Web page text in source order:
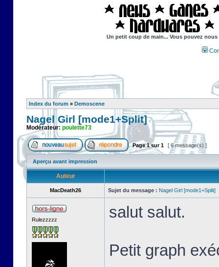
Un petit coup de main... Vous pouvez
Index du forum » Demoscene
Nagel Girl [mode1+Split]
Modérateur: poulette73
Page1sur1 [ 6 message(s) ]
Aperçu avant impression
Auteur
MacDeath26 Sujet du message : Nagel Girl [mode1+Split]
Rulezzzzz salut salut.
Petit graph